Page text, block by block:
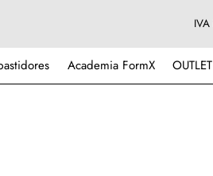
Academia FormX OUTLET